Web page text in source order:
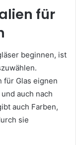
für
beginnen, ist
für Glas eignen
auch nach
auch Farben,
sie